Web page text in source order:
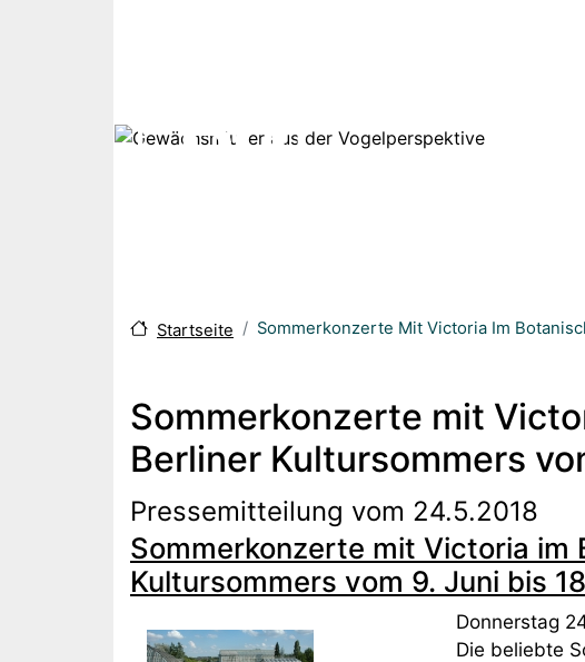
Startseite Sommerkonzerte Mit Victoria Im
Sommerkonzerte mit
Berliner Kultursommers
Pressemitteilung vom 24.5.2018
Sommerkonzerte mit Victoria im
Kultursommers vom 9. Juni bis
Donnerstag
Die beliebte